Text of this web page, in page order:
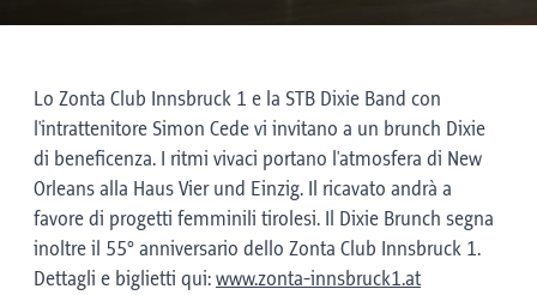
Lo Zonta Club Innsbruck 1 e la STB Dixie Band con
l'intrattenitore Simon Cede vi invitano a un brunch Dixie
di beneficenza. I ritmi vivaci portano l'atmosfera di New
Orleans alla Haus Vier und Einzig. Il ricavato andrà a
favore di progetti femminili tirolesi. Il Dixie Brunch segna
inoltre il 55° anniversario dello Zonta Club Innsbruck 1.
Dettagli e biglietti qui: www.zonta-innsbruck1.at